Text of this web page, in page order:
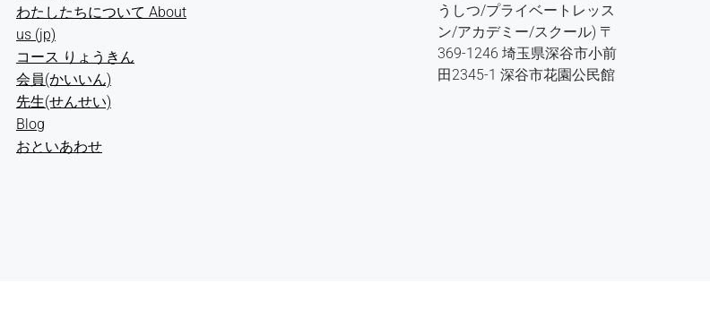
わたしたちについて About
us (jp)
コース りょうきん
会員(かいいん)
先生(せんせい)
Blog
おといあわせ
うしつ/プライベートレッス
ン/アカデミー/スクール) 〒
369-1246 埼玉県深谷市小前
田2345-1 深谷市花園公民館